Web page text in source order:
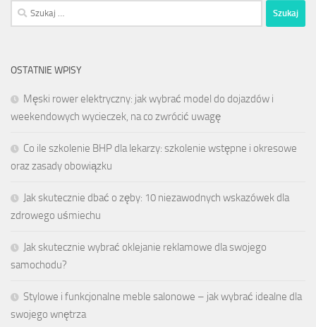
Szukaj:
OSTATNIE WPISY
Męski rower elektryczny: jak wybrać model do dojazdów i
weekendowych wycieczek, na co zwrócić uwagę
Co ile szkolenie BHP dla lekarzy: szkolenie wstępne i okresowe
oraz zasady obowiązku
Jak skutecznie dbać o zęby: 10 niezawodnych wskazówek dla
zdrowego uśmiechu
Jak skutecznie wybrać oklejanie reklamowe dla swojego
samochodu?
Stylowe i funkcjonalne meble salonowe – jak wybrać idealne dla
swojego wnętrza